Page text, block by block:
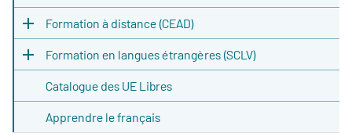
Formation à distance (CEAD)
Formation en langues étrangères (SCLV)
Catalogue des UE Libres
Apprendre le français